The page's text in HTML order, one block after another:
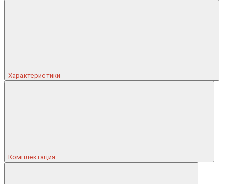
Характеристики
Комплектация